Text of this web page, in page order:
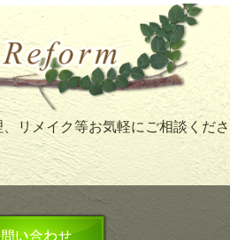
リメイク等お気軽にご相談くださ